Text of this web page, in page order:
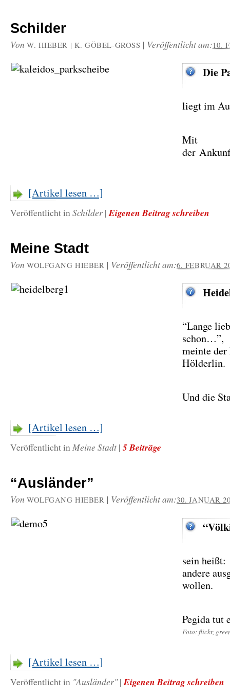
Schilder
Von W. HIEBER | K. GÖBEL-GROSS | Veröffentlicht am:10.
Die
liegt im
Mit
der
[Artikel lesen …]
Veröffentlicht inSchilder | Eigenen Beitrag schreiben
Meine Stadt
Von WOLFGANG HIEBER | Veröffentlicht am:6. FEBRUAR
“Lange
schon…”,
meinte
Hölderlin.
Und die
[Artikel lesen …]
Veröffentlicht in Meine Stadt | 5 Beiträge
“Ausländer”
Von WOLFGANG HIEBER | Veröffentlicht am:30. JANUAR
sein heißt:
andere
wollen.
Pegida tut
Foto: flickr,
[Artikel lesen …]
Veröffentlicht in "Ausländer" | Eigenen Beitrag schreiben